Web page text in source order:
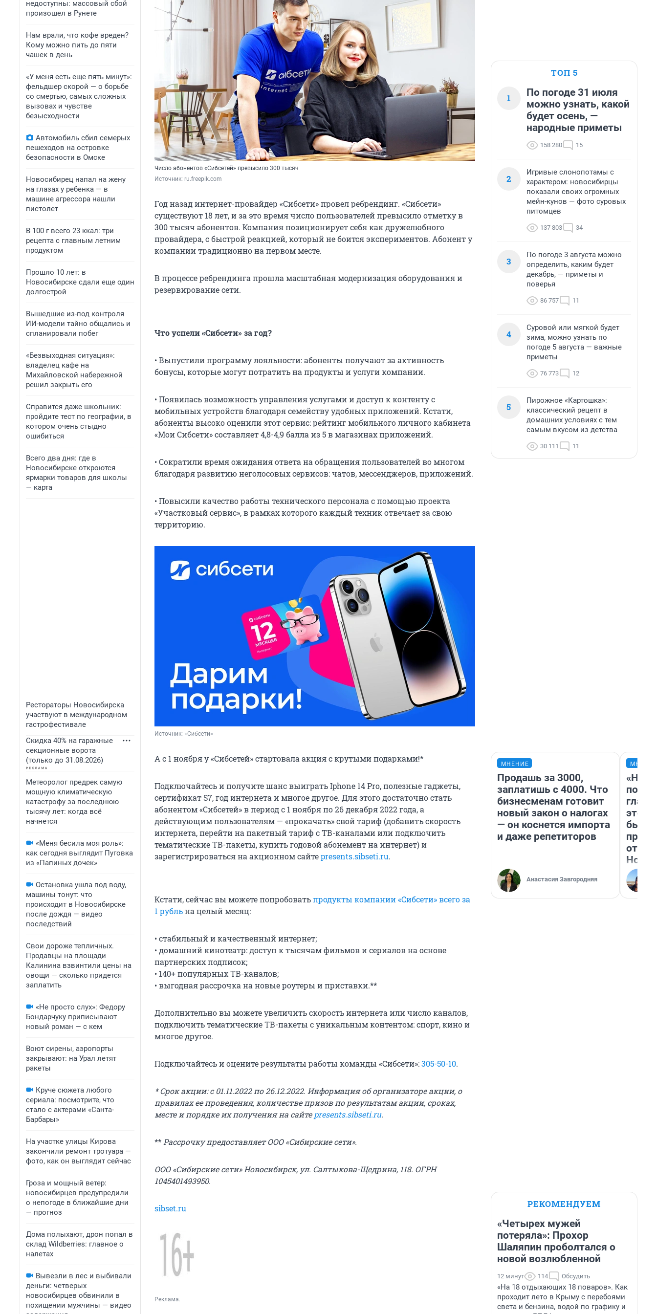
недоступны: массовый сбой
произошел в Рунете
Нам врали, что кофе вреден?
Кому можно пить до пяти
чашек в день
«У меня есть еще пять минут»:
фельдшер скорой — о борьбе
со смертью, самых сложных
вызовах и чувстве
безысходности
Автомобиль сбил семерых
пешеходов на островке
безопасности в Омске
Новосибирец напал на жену
на глазах у ребенка — в
машине агрессора нашли
пистолет
В 100 г всего 23 ккал: три
рецепта с главным летним
продуктом
Прошло 10 лет: в
Новосибирске сдали еще один
долгострой
Вышедшие из-под контроля
ИИ-модели тайно общались и
спланировали побег
«Безвыходная ситуация»:
владелец кафе на
Михайловской набережной
решил закрыть его
Справится даже школьник:
пройдите тест по географии, в
котором очень стыдно
ошибиться
Всего два дня: где в
Новосибирске откроются
ярмарки товаров для школы
— карта
Рестораторы Новосибирска
участвуют в международном
гастрофестивале
Скидка 40% на гаражные
секционные ворота
(только до 31.08.2026)
Метеоролог предрек самую
мощную климатическую
катастрофу за последнюю
тысячу лет: когда всё
начнется
«Меня бесила моя роль»:
как сегодня выглядит Пуговка
из «Папиных дочек»
Остановка ушла под воду,
машины тонут: что
происходит в Новосибирске
после дождя — видео
последствий
Свои дороже тепличных.
Продавцы на площади
Калинина взвинтили цены на
овощи — сколько придется
заплатить
«Не просто слух»: Федору
Бондарчуку приписывают
новый роман — с кем
Воют сирены, аэропорты
закрывают: на Урал летят
ракеты
Круче сюжета любого
сериала: посмотрите, что
стало с актерами «Санта-
Барбары»
На участке улицы Кирова
закончили ремонт тротуара —
фото, как он выглядит сейчас
Гроза и мощный ветер:
новосибирцев предупредили
о непогоде в ближайшие дни
— прогноз
Дома полыхают, дрон попал в
склад Wildberries: главное о
налетах
Вывезли в лес и выбивали
деньги: четверых
новосибирцев обвинили в
похищении мужчины — видео
Число абонентов «Сибсетей» превысило 300 тысяч
Источник: ru.freepik.com
Год назад интернет-провайдер «Сибсети» провел ребрендинг. «Сибсети»
существуют 18 лет, и за это время число пользователей превысило отметку в
300 тысяч абонентов. Компания позиционирует себя как дружелюбного
провайдера, с быстрой реакцией, который не боится экспериментов. Абонент у
компании традиционно на первом месте.
В процессе ребрендинга прошла масштабная модернизация оборудования и
резервирование сети.
Что успели «Сибсети» за год?
• Выпустили программу лояльности: абоненты получают за активность
бонусы, которые могут потратить на продукты и услуги компании.
• Появилась возможность управления услугами и доступ к контенту с
мобильных устройств благодаря семейству удобных приложений. Кстати,
абоненты высоко оценили этот сервис: рейтинг мобильного личного кабинета
«Мои Сибсети» составляет 4,8-4,9 балла из 5 в магазинах приложений.
• Сократили время ожидания ответа на обращения пользователей во многом
благодаря развитию неголосовых сервисов: чатов, мессенджеров, приложений.
• Повысили качество работы технического персонала с помощью проекта
«Участковый сервис», в рамках которого каждый техник отвечает за свою
территорию.
Источник: «Сибсети»
А с 1 ноября у «Сибсетей» стартовала акция с крутыми подарками!*
Подключайтесь и получите шанс выиграть Iphone 14 Pro, полезные гаджеты,
сертификат S7, год интернета и многое другое. Для этого достаточно стать
абонентом «Сибсетей» в период с 1 ноября по 26 декабря 2022 года, а
действующим пользователям — «прокачать» свой тариф (добавить скорость
интернета, перейти на пакетный тариф с ТВ-каналами или подключить
тематические ТВ-пакеты, купить годовой абонемент на интернет) и
зарегистрироваться на акционном сайтеpresents.sibseti.ru.
Кстати, сейчас вы можете попробоватьпродукты компании «Сибсети» всего за
1 рубльна целый месяц:
• стабильный и качественный интернет;
• домашний кинотеатр: доступ к тысячам фильмов и сериалов на основе
партнерских подписок;
• 140+ популярных ТВ-каналов;
• выгодная рассрочка на новые роутеры и приставки.**
Дополнительно вы можете увеличить скорость интернета или число каналов,
подключить тематические ТВ-пакеты с уникальным контентом: спорт, кино и
многое другое.
Подключайтесь и оцените результаты работы команды «Сибсети»:305-50-10.
* Срок акции: с 01.11.2022 по 26.12.2022. Информация об организаторе акции, о
правилах ее проведения, количестве призов по результатам акции, сроках,
месте и порядке их получения на сайте presents.sibseti.ru.
** Рассрочку предоставляет ООО «Сибирские сети».
ООО «Сибирские сети» Новосибирск, ул. Салтыкова-Щедрина, 118. ОГРН
1045401493950.
sibset.ru
Реклама.
ТОП 5
1
По погоде 31 июля
можно узнать, какой
будет осень, —
народные приметы
158 280 15
2
Игривые слонопотамы с
характером: новосибирцы
показали своих огромных
мейн-кунов — фото суровых
питомцев
137 803 34
3
По погоде 3 августа можно
определить, каким будет
декабрь, — приметы и
поверья
86 757 11
4
Суровой или мягкой будет
зима, можно узнать по
погоде 5 августа — важные
приметы
76 773 12
5
Пирожное «Картошка»:
классический рецепт в
домашних условиях с тем
самым вкусом из детства
30 111 11
МНЕНИЕ
Продашь за 3000,
заплатишь с 4000. Что
бизнесменам готовит
новый закон о налогах
— он коснется импорта
и даже репетиторов
Анастасия Завгородняя
этого
бьет
РЕКОМЕНДУЕМ
«Четырех мужей
потеряла»: Прохор
Шаляпин проболтался о
новой возлюбленной
12 минут 114 Обсудить
«На 18 отдыхающих 18 поваров». Как
проходит лето в Крыму с перебоями
света и бензина, водой по графику и